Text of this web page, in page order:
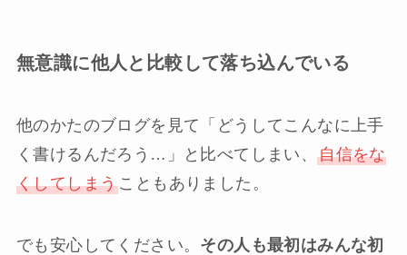
無意識に他人と比較して落ち込んでいる
他のかたのブログを見て「どうしてこんなに上手
く書けるんだろう…」と比べてしまい、自信をな
くしてしまうこともありました。
でも安心してください。 その人も最初はみんな初